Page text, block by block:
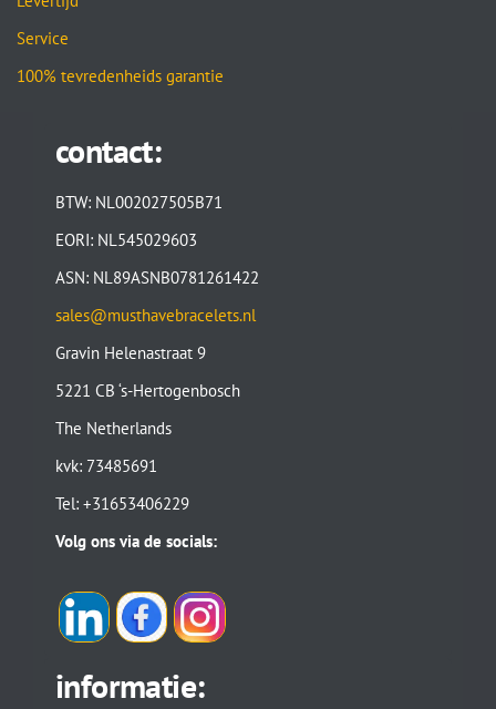
Service
100% tevredenheids garantie
contact:
BTW: NL002027505B71
EORI: NL545029603
ASN: NL89ASNB0781261422
sales@musthavebracelets.nl
Gravin Helenastraat 9
5221 CB ‘s-Hertogenbosch
The Netherlands
kvk: 73485691
Tel: +31653406229
Volg ons via de socials:
informatie: